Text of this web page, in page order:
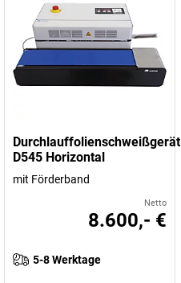
Durchlauffolienschweißgerät
D545 Horizontal
mit Förderband
Netto
8.600,- €
5-8 Werktage